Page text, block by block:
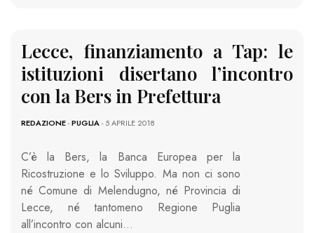
Lecce, finanziamento a Tap: le
istituzioni disertano l’incontro
con la Bers in Prefettura
REDAZIONE-PUGLIA- 5 APRILE 2018
C’è la Bers, la Banca Europea per la
Ricostruzione e lo Sviluppo. Ma non ci sono
né Comune di Melendugno, né Provincia di
Lecce, né tantomeno Regione Puglia
all’incontro con alcuni…